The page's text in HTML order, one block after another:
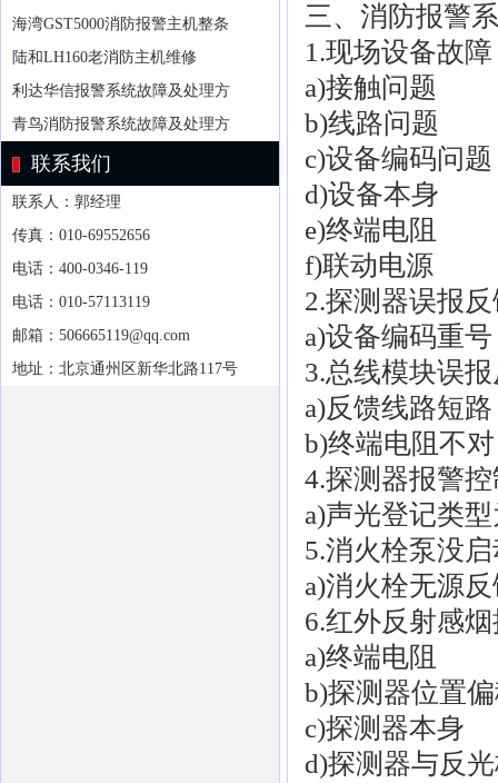
海湾GST5000消防报警主机整条
陆和LH160老消防主机维修
利达华信报警系统故障及处理方
青鸟消防报警系统故障及处理方
联系我们
联系人：郭经理
传真：010-69552656
电话：400-0346-119
电话：010-57113119
邮箱：506665119@qq.com
地址：北京通州区新华北路117号
三、消防报警
1.现场设备故障
a)接触问题
b)线路问题
c)设备编码问题
d)设备本身
e)终端电阻
f)联动电源
2.探测器误报
a)设备编码重号
3.总线模块误
a)反馈线路短路
b)终端电阻不
4.探测器报警
a)声光登记类
5.消火栓泵没
a)消火栓无源
6.红外反射感
a)终端电阻
b)探测器位置
c)探测器本身
d)探测器与反